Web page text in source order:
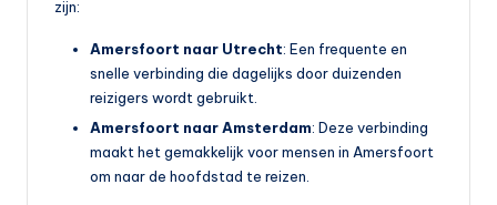
zijn:
Amersfoort naar Utrecht: Een frequente en
snelle verbinding die dagelijks door duizenden
reizigers wordt gebruikt.
Amersfoort naar Amsterdam: Deze verbinding
maakt het gemakkelijk voor mensen in Amersfoort
om naar de hoofdstad te reizen.